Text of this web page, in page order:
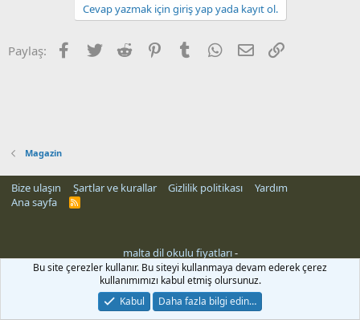
Cevap yazmak için giriş yap yada kayıt ol.
Paylaş: Facebook
Twitter Reddit PinterestTumblr WhatsApp
E-posta
Magazin
Bize ulaşın Şartlar ve kurallar Gizlilik politikası
Yardım
Ana sayfa
R
malta dil okulu fiyatları-
Bu site çerezler kullanır. Bu siteyi kullanmaya devam ederek çerez
kullanımımızı kabul etmiş olursunuz.
Kabul
Daha fazla bilgi edin…